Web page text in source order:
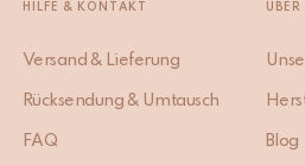
HILFE & KONTAKT
Versand & Lieferung
Rücksendung & Umtausch
FAQ
ÜBER
Blog